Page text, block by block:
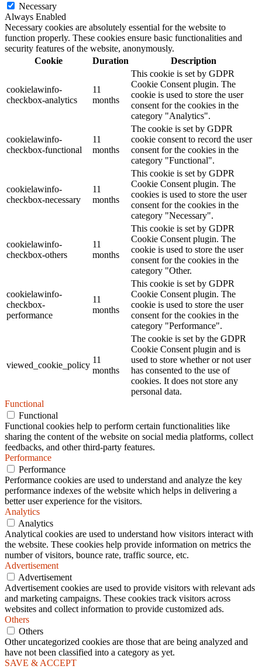
Necessary
Always Enabled
Necessary cookies are absolutely essential for the website to
function properly. These cookies ensure basic functionalities and
security features of the website, anonymously.
Cookie
Duration Description
cookielawinfo-
checkbox-analytics
11
months
This cookie is set by GDPR
Cookie Consent plugin. The
cookie is used to store the user
consent for the cookies in the
category "Analytics".
cookielawinfo-
checkbox-functional
11
months
The cookie is set by GDPR
cookie consent to record the user
consent for the cookies in the
category "Functional".
cookielawinfo-
checkbox-necessary
11
months
This cookie is set by GDPR
Cookie Consent plugin. The
cookies is used to store the user
consent for the cookies in the
category "Necessary".
cookielawinfo-
checkbox-others
11
months
This cookie is set by GDPR
Cookie Consent plugin. The
cookie is used to store the user
consent for the cookies in the
category "Other.
cookielawinfo-
checkbox-
performance
11
months
This cookie is set by GDPR
Cookie Consent plugin. The
cookie is used to store the user
consent for the cookies in the
category "Performance".
viewed_cookie_policy
11
months
The cookie is set by the GDPR
Cookie Consent plugin and is
used to store whether or not user
has consented to the use of
cookies. It does not store any
personal data.
Functional
Functional
Functional cookies help to perform certain functionalities like
sharing the content of the website on social media platforms, collect
feedbacks, and other third-party features.
Performance
Performance
Performance cookies are used to understand and analyze the key
performance indexes of the website which helps in delivering a
better user experience for the visitors.
Analytics
Analytics
Analytical cookies are used to understand how visitors interact with
the website. These cookies help provide information on metrics the
number of visitors, bounce rate, traffic source, etc.
Advertisement
Advertisement
Advertisement cookies are used to provide visitors with relevant ads
and marketing campaigns. These cookies track visitors across
websites and collect information to provide customized ads.
Others
Others
Other uncategorized cookies are those that are being analyzed and
have not been classified into a category as yet.
SAVE & ACCEPT